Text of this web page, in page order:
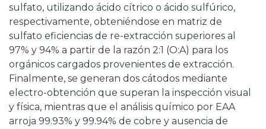
sulfato, utilizando ácido cítrico o ácido sulfúrico,
respectivamente, obteniéndose en matriz de
sulfato eficiencias de re-extracción superiores al
97% y 94% a partir de la razón 2:1 (O:A) para los
orgánicos cargados provenientes de extracción.
Finalmente, se generan dos cátodos mediante
electro-obtención que superan la inspección visual
y física, mientras que el análisis químico por EAA
arroja 99.93% y 99.94% de cobre y ausencia de